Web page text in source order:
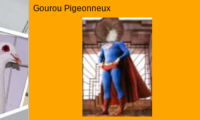
Gourou Pigeonneux